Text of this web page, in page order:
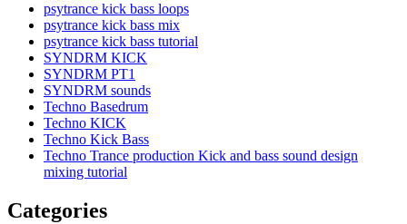
psytrance kick bass loops
psytrance kick bass mix
psytrance kick bass tutorial
SYNDRM KICK
SYNDRM PT1
SYNDRM sounds
Techno Basedrum
Techno KICK
Techno Kick Bass
Techno Trance production Kick and bass sound design
mixing tutorial
Categories